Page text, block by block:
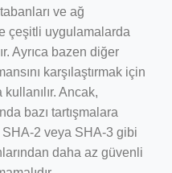
ve ağ
çeşitli uygulamalarda
Ayrıca bazen diğer
karşılaştırmak için
Ancak,
bazı tartışmalara
2 veya SHA-3 gibi
daha az güvenli